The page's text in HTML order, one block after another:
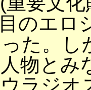
のエロ
た。し
物とみ
ラジオ